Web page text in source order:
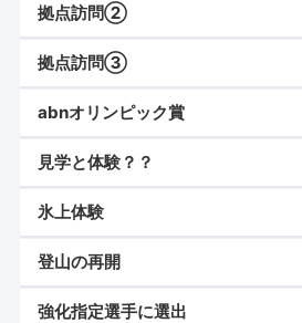
拠点訪問②
拠点訪問③
abnオリンピック賞
見学と体験？？
氷上体験
登山の再開
強化指定選手に選出